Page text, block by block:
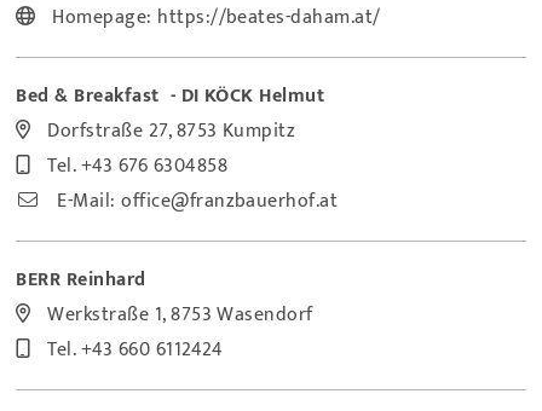
Homepage: https://beates-daham.at/
Bed & Breakfast - DI KÖCK Helmut
Dorfstraße 27, 8753 Kumpitz
Tel.+43 676 6304858
E-Mail:office@franzbauerhof.at
BERR Reinhard
Werkstraße 1, 8753 Wasendorf
Tel.+43 660 6112424